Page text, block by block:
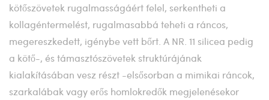
kötőszövetek rugalmasságáért felel, serkentheti a
kollagéntermelést, rugalmasabbá teheti a ráncos,
megereszkedett, igénybe vett bőrt. A NR. 11 silicea pedig
a kötő-, és támasztószövetek struktúrájának
kialakításában vesz részt -elsősorban a mimikai ráncok,
szarkalábak vagy erős homlokredők megjelenésekor